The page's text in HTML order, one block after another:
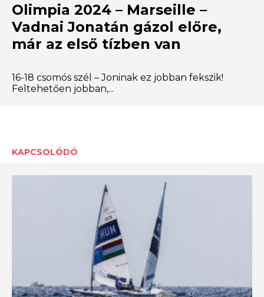
Olimpia 2024 – Marseille –
Vadnai Jonatán gázol előre,
már az első tízben van
16-18 csomós szél – Joninak ez jobban fekszik!
Feltehetően jobban,...
KAPCSOLÓDÓ